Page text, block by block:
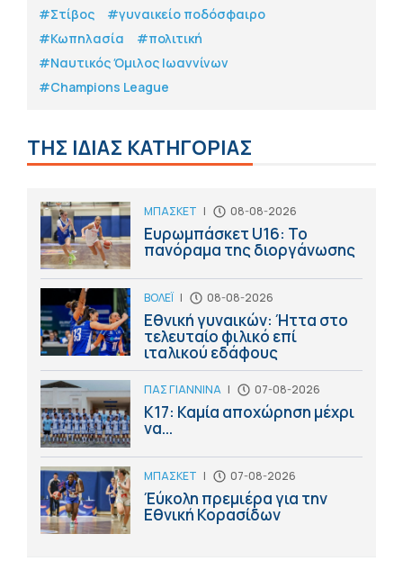
#Στίβος
#γυναικείο ποδόσφαιρο
#Κωπηλασία
#πολιτική
#Ναυτικός Όμιλος Ιωαννίνων
#Champions League
ΤΗΣ ΙΔΙΑΣ ΚΑΤΗΓΟΡΙΑΣ
ΜΠΑΣΚΕΤ | 08-08-2026
Ευρωμπάσκετ U16: Το
πανόραμα της διοργάνωσης
ΒΟΛΕΪ | 08-08-2026
Εθνική γυναικών: Ήττα στο
τελευταίο φιλικό επί
ιταλικού εδάφους
ΠΑΣ ΓΙΑΝΝΙΝΑ | 07-08-2026
Κ17: Καμία αποχώρηση μέχρι
να...
ΜΠΑΣΚΕΤ | 07-08-2026
Έύκολη πρεμιέρα για την
Εθνική Κορασίδων